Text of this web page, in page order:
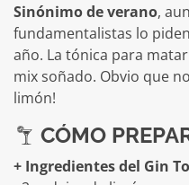
Sinónimo de verano,
fundamentalistas lo
año. La tónica para
mix soñado. Obvio que
limón!
CÓMO
+ Ingredientes del Gin